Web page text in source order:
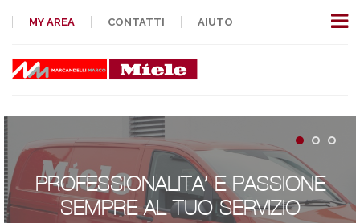
MY AREA CONTATTI AIUTO
PROFESSIONALITA’ E PASSIONE
SEMPRE AL TUO SERVIZIO